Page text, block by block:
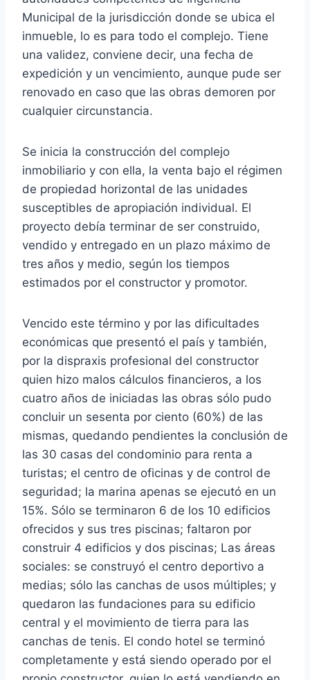
Municipal de la jurisdicción donde se ubica el
inmueble, lo es para todo el complejo. Tiene
una validez, conviene decir, una fecha de
expedición y un vencimiento, aunque pude ser
renovado en caso que las obras demoren por
cualquier circunstancia.
Se inicia la construcción del complejo
inmobiliario y con ella, la venta bajo el régimen
de propiedad horizontal de las unidades
susceptibles de apropiación individual. El
proyecto debía terminar de ser construido,
vendido y entregado en un plazo máximo de
tres años y medio, según los tiempos
estimados por el constructor y promotor.
Vencido este término y por las dificultades
económicas que presentó el país y también,
por la dispraxis profesional del constructor
quien hizo malos cálculos financieros, a los
cuatro años de iniciadas las obras sólo pudo
concluir un sesenta por ciento (60%) de las
mismas, quedando pendientes la conclusión de
las 30 casas del condominio para renta a
turistas; el centro de oficinas y de control de
seguridad; la marina apenas se ejecutó en un
15%. Sólo se terminaron 6 de los 10 edificios
ofrecidos y sus tres piscinas; faltaron por
construir 4 edificios y dos piscinas; Las áreas
sociales: se construyó el centro deportivo a
medias; sólo las canchas de usos múltiples; y
quedaron las fundaciones para su edificio
central y el movimiento de tierra para las
canchas de tenis. El condo hotel se terminó
completamente y está siendo operado por el